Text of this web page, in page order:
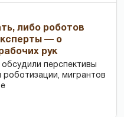
либо роботов
— о
рук
перспективы
мигрантов